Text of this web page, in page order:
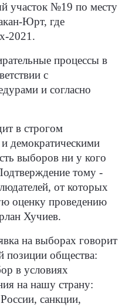
участок №19 по месту
Юрт, где
2021.
процессы в
с
и согласно
в строгом
и демократическими
выборов ни у кого
тому -
от которых
оценку проведению
Хучиев.
на выборах говорит
позиции общества:
в условиях
на нашу страну:
санкции,